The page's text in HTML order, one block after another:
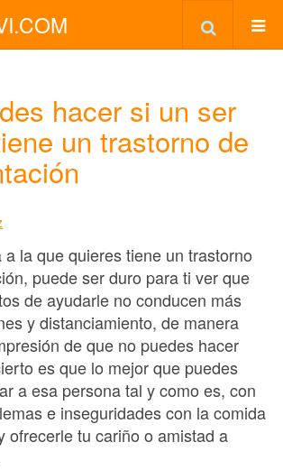
hacer si un ser
un trastorno de
a la que quieres tiene un trastorno
puede ser duro para ti ver que
de ayudarle no conducen más
y distanciamiento, de manera
de que no puedes hacer
es que lo mejor que puedes
a esa persona tal y como es, con
e inseguridades con la comida
ofrecerle tu cariño o amistad a